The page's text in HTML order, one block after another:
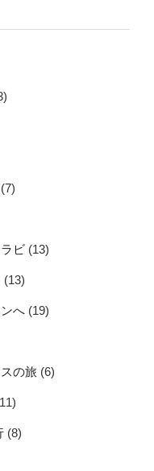
(7)
ビ (13)
(13)
へ (19)
の旅 (6)
(8)